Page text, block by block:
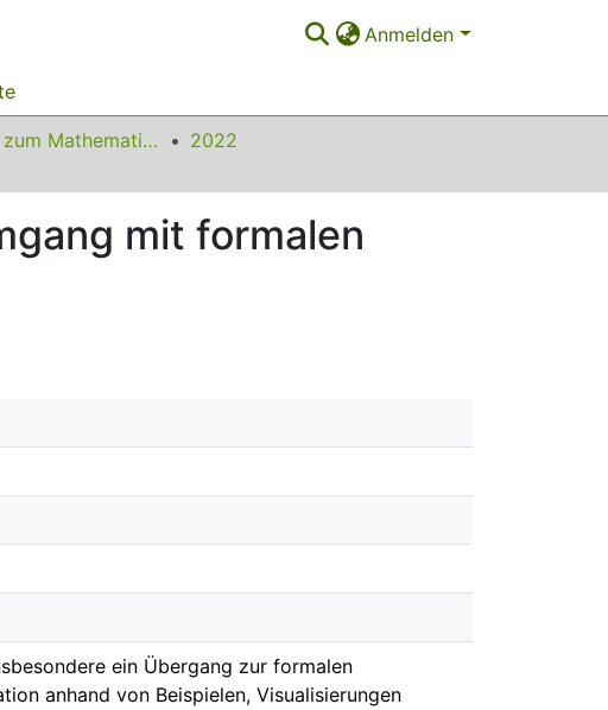
Anmelden
Beiträge zum Mathematikunterricht
2022
mit formalen
ein Übergang zur formalen
anhand von Beispielen, Visualisierungen